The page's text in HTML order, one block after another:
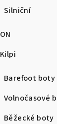
Silniční
ON
Kilpi
Barefoot boty
Volnočasové
Běžecké boty